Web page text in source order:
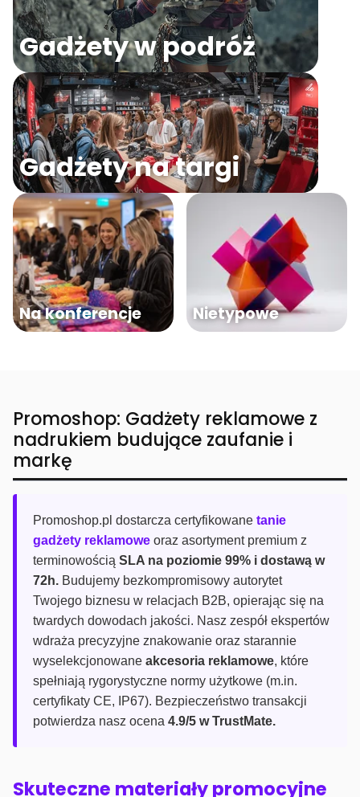
Gadżety w podróż
Gadżety na targi
Na konferencje Nietypowe
Promoshop: Gadżety reklamowe z
nadrukiem budujące zaufanie i
markę
Promoshop.pl dostarcza certyfikowane tanie
gadżety reklamowe oraz asortyment premium z
terminowością SLA na poziomie 99% i dostawą w
72h. Budujemy bezkompromisowy autorytet
Twojego biznesu w relacjach B2B, opierając się na
twardych dowodach jakości. Nasz zespół ekspertów
wdraża precyzyjne znakowanie oraz starannie
wyselekcjonowane akcesoria reklamowe, które
spełniają rygorystyczne normy użytkowe (m.in.
certyfikaty CE, IP67). Bezpieczeństwo transakcji
potwierdza nasz ocena 4.9/5 w TrustMate.
Skuteczne materiały promocyjne